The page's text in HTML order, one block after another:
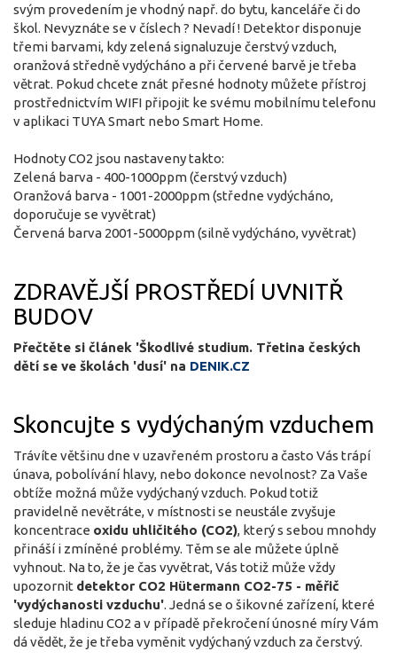
svým provedením je vhodný např. do bytu, kanceláře či do
škol. Nevyznáte se v číslech ? Nevadí ! Detektor disponuje
třemi barvami, kdy zelená signaluzuje čerstvý vzduch,
oranžová středně vydýcháno a při červené barvě je třeba
větrat. Pokud chcete znát přesné hodnoty můžete přístroj
prostřednictvím WIFI připojit ke svému mobilnímu telefonu
v aplikaci TUYA Smart nebo Smart Home.
Hodnoty CO2 jsou nastaveny takto:
Zelená barva - 400-1000ppm (čerstvý vzduch)
Oranžová barva - 1001-2000ppm (středne vydýcháno,
doporučuje se vyvětrat)
Červená barva 2001-5000ppm (silně vydýcháno, vyvětrat)
ZDRAVĚJŠÍ PROSTŘEDÍ UVNITŘ
BUDOV
Přečtěte si článek 'Škodlivé studium. Třetina českých
dětí se ve školách 'dusí' na DENIK.CZ
Skoncujte s vydýchaným vzduchem
Trávíte většinu dne v uzavřeném prostoru a často Vás trápí
únava, pobolívání hlavy, nebo dokonce nevolnost? Za Vaše
obtíže možná může vydýchaný vzduch. Pokud totiž
pravidelně nevětráte, v místnosti se neustále zvyšuje
koncentrace oxidu uhličitého (CO2), který s sebou mnohdy
přináší i zmíněné problémy. Těm se ale můžete úplně
vyhnout. Na to, že je čas vyvětrat, Vás totiž může vždy
upozornit detektor CO2 Hütermann CO2-75 - měřič
'vydýchanosti vzduchu'. Jedná se o šikovné zařízení, které
sleduje hladinu CO2 a v případě překročení únosné míry Vám
dá vědět, že je třeba vyměnit vydýchaný vzduch za čerstvý.